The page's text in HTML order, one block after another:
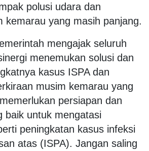
polusi udara dan
kemarau yang masih panjang.
mengajak seluruh
menemukan solusi dan
kasus ISPA dan
musim kemarau yang
persiapan dan
baik untuk mengatasi
peningkatan kasus infeksi
atas (ISPA). Jangan saling